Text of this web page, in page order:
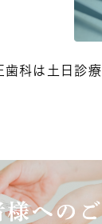
歯科は土日診療